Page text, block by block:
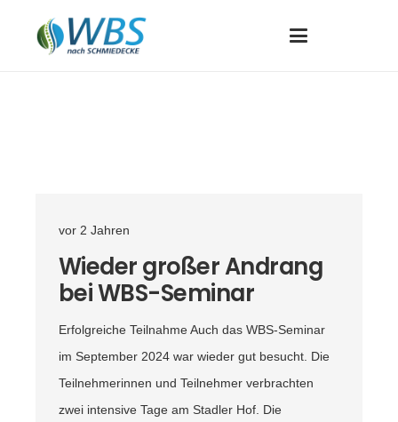
vor 2 Jahren
Wieder großer Andrang
bei WBS-Seminar
Erfolgreiche Teilnahme Auch das WBS-Seminar
im September 2024 war wieder gut besucht. Die
Teilnehmerinnen und Teilnehmer verbrachten
zwei intensive Tage am Stadler Hof. Die